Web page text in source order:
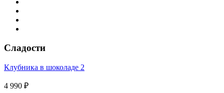
Сладости
Клубника в шоколаде 2
4 990 ₽